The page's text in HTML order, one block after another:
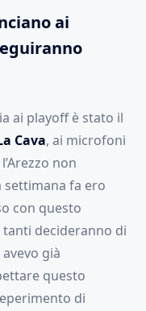
ai
ai playoff è stato il
Cava, ai microfoni
non
settimana fa ero
con questo
decideranno di
già
questo
di